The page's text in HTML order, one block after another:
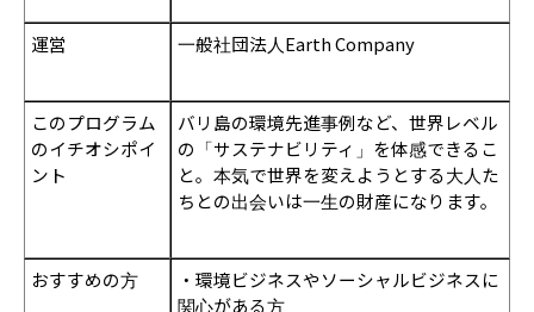
運営 一般社団法人Earth Company
このプログラム
のイチオシポイ
ント
バリ島の環境先進事例など、世界レベル
の「サステナビリティ」を体感できるこ
と。本気で世界を変えようとする大人た
ちとの出会いは一生の財産になります。
おすすめの方
・環境ビジネスやソーシャルビジネスに
関心がある方